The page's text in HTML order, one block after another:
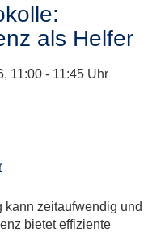
als Helfer
11:00 - 11:45 Uhr
zeitaufwendig und
bietet effiziente